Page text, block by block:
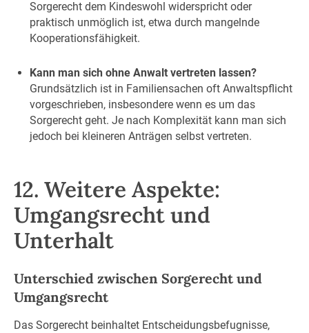
Sorgerecht dem Kindeswohl widerspricht oder
praktisch unmöglich ist, etwa durch mangelnde
Kooperationsfähigkeit.
Kann man sich ohne Anwalt vertreten lassen?
Grundsätzlich ist in Familiensachen oft Anwaltspflicht
vorgeschrieben, insbesondere wenn es um das
Sorgerecht geht. Je nach Komplexität kann man sich
jedoch bei kleineren Anträgen selbst vertreten.
12. Weitere Aspekte:
Umgangsrecht und
Unterhalt
Unterschied zwischen Sorgerecht und
Umgangsrecht
Das Sorgerecht beinhaltet Entscheidungsbefugnisse,